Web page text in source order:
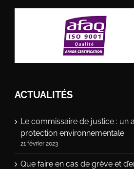
ACTUALITÉS
Le commissaire de justice : un
protection environnementale
21 février 2023
Que faire en cas de grève et